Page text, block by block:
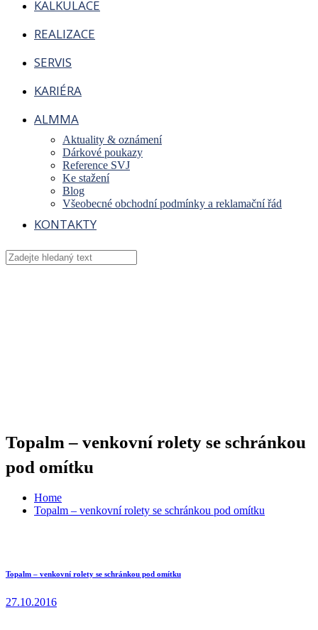
KALKULACE
REALIZACE
SERVIS
KARIÉRA
ALMMA
Aktuality & oznámení
Dárkové poukazy
Reference SVJ
Ke stažení
Blog
Všeobecné obchodní podmínky a reklamační řád
KONTAKTY
Topalm – venkovní rolety se schránkou
pod omítku
Home
Topalm – venkovní rolety se schránkou pod omítku
Topalm – venkovní rolety se schránkou pod omítku
27.10.2016